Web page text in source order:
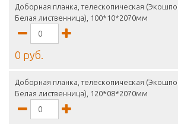
Доборная планка, телескопическая
Белая лиственница), 100*10*2070мм
0 руб.
Доборная планка, телескопическая
Белая лиственница), 120*08*2070мм